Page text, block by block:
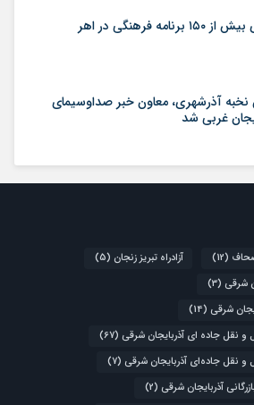
برنامه فرهنگی در اهر
آذرشهری، معاون خبر صداوسیمای
غربی شد
(12) آزادراه تبریز زنجان (5)
شرقی (3)
شرقی (14)
و نقل جاده ای آذربایجان شرقی (67)
و نقل جاده‌ای آذربایجان شرقی (7)
آذربایجان شرقی (2)